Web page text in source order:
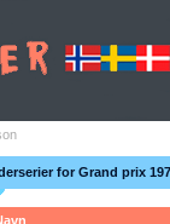
for Grand prix